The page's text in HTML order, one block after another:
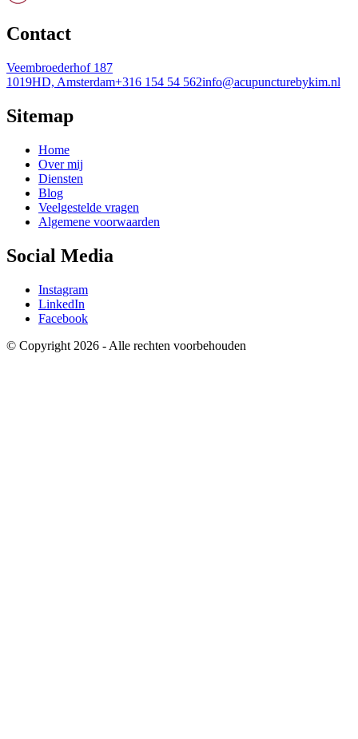
Contact
Veembroederhof 187
1019HD, Amsterdam+316 154 54 562info@acupuncturebykim.nl
Sitemap
Home
Over mij
Diensten
Blog
Veelgestelde vragen
Algemene voorwaarden
Social Media
Instagram
LinkedIn
Facebook
© Copyright 2026 - Alle rechten voorbehouden